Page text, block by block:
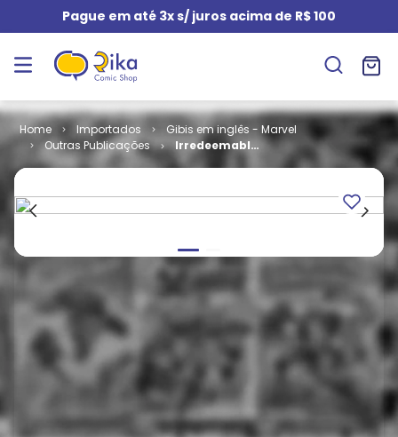
Pague em até 3x s/ juros acima de R$ 100
Importados
Gibis em inglês - Marvel
Outras Publicações
Irredeemable
Ant-Man # 08